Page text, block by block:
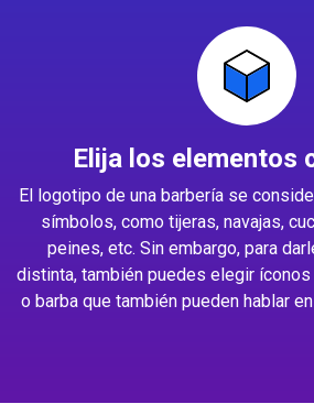
Elija los elementos
El logotipo de una barbería se
símbolos, como tijeras, navajas,
peines, etc. Sin embargo, para
distinta, también puedes elegir
o barba que también pueden hablar